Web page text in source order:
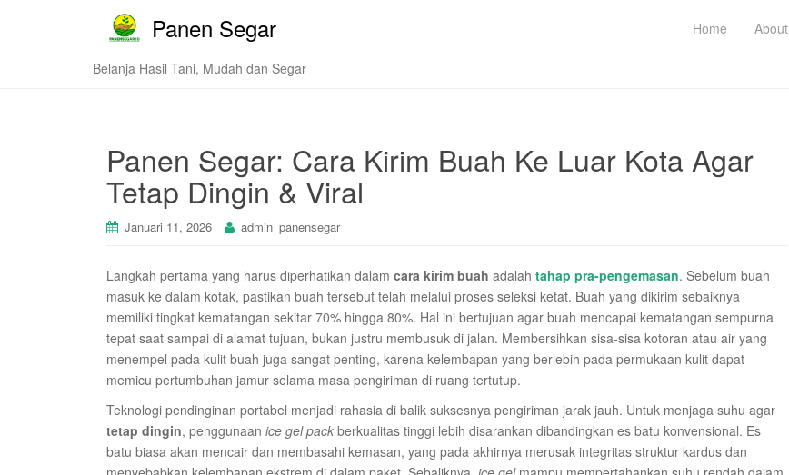
Panen Segar
Belanja Hasil Tani, Mudah dan Segar
Home About
Panen Segar: Cara Kirim Buah Ke Luar Kota Agar
Tetap Dingin & Viral
Januari 11, 2026 admin_panensegar
Langkah pertama yang harus diperhatikan dalam cara kirim buah adalah tahap pra-pengemasan. Sebelum buah
masuk ke dalam kotak, pastikan buah tersebut telah melalui proses seleksi ketat. Buah yang dikirim sebaiknya
memiliki tingkat kematangan sekitar 70% hingga 80%. Hal ini bertujuan agar buah mencapai kematangan sempurna
tepat saat sampai di alamat tujuan, bukan justru membusuk di jalan. Membersihkan sisa-sisa kotoran atau air yang
menempel pada kulit buah juga sangat penting, karena kelembapan yang berlebih pada permukaan kulit dapat
memicu pertumbuhan jamur selama masa pengiriman di ruang tertutup.
Teknologi pendinginan portabel menjadi rahasia di balik suksesnya pengiriman jarak jauh. Untuk menjaga suhu agar
tetap dingin, penggunaan ice gel pack berkualitas tinggi lebih disarankan dibandingkan es batu konvensional. Es
batu biasa akan mencair dan membasahi kemasan, yang pada akhirnya merusak integritas struktur kardus dan